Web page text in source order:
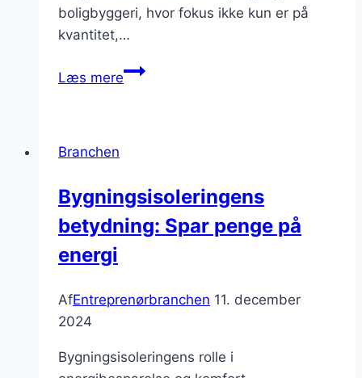
boligbyggeri, hvor fokus ikke kun er på
kvantitet,…
Læs mereBoligbyggeri
Branchen
Bygningsisoleringens
betydning: Spar penge på
energi
AfEntreprenørbranchen 11. december
2024
Bygningsisoleringens rolle i